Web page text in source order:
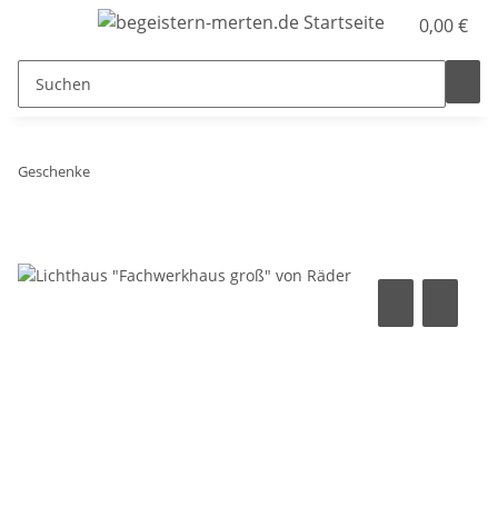
0,00 €
Geschenke